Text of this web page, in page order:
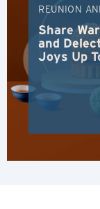
REUNION
Share
and
Joys Up
香港
香港
K